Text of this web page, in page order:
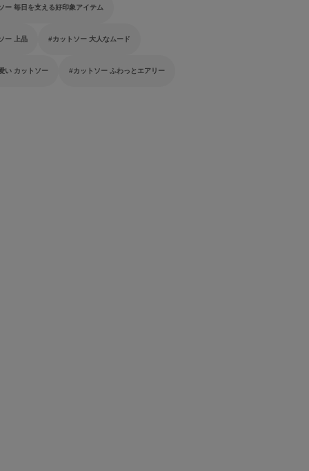
ー 毎日を支える好印象アイテム
ー 上品 カットソー 大人なムード
い カットソー カットソー ふわっとエアリー